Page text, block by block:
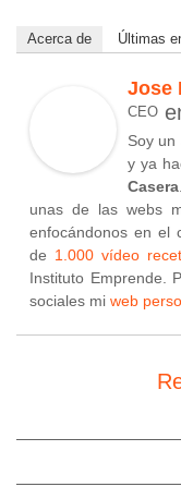
Acerca de Últimas
Jose
CEO
Soy
y ya
Casera
unas de las webs
enfocándonos en el
de 1.000 vídeo
Instituto Emprende.
sociales mi web